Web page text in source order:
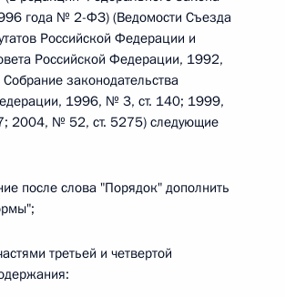
года № 2-ФЗ) (Ведомости Съезда
Российской Федерации и
Российской Федерации, 1992,
законодательства
1996, № 3, ст. 140; 1999,
2004, № 52, ст. 5275) следующие
после слова "Порядок" дополнить
третьей и четвертой